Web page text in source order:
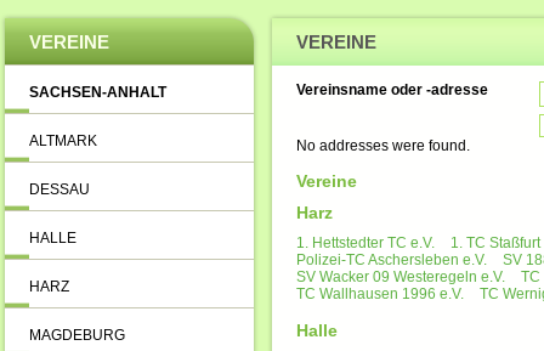
VEREINE
SACHSEN-ANHALT
ALTMARK
DESSAU
HALLE
HARZ
MAGDEBURG
VEREINE
Vereinsname oder -adresse
No addresses were found.
Vereine
Harz
1. Hettstedter TC e.V.
1. TC Staßfurt
Polizei-TC Aschersleben e.V.
SV
SV Wacker 09 Westeregeln e.V.
TC
TC Wallhausen 1996 e.V.
TC
Halle